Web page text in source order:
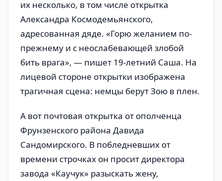
их несколько, в том числе открытка
Александра Космодемьянского,
адресованная дяде. «Горю желанием по-
прежнему и с неослабевающей злобой
бить врага», — пишет 19-летний Саша. На
лицевой стороне открытки изображена
трагичная сцена: немцы берут Зою в плен.
А вот почтовая открытка от ополченца
Фрунзенского района Давида
Сандомирского. В побледневших от
времени строчках он просит директора
завода «Каучук» разыскать жену,